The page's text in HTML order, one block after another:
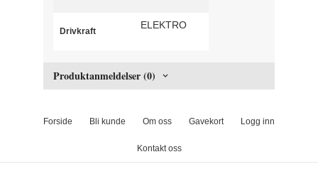
Drivkraft
ELEKTRO
Produktanmeldelser (0)
Forside Bli kunde Om oss Gavekort Logg inn
Kontakt oss